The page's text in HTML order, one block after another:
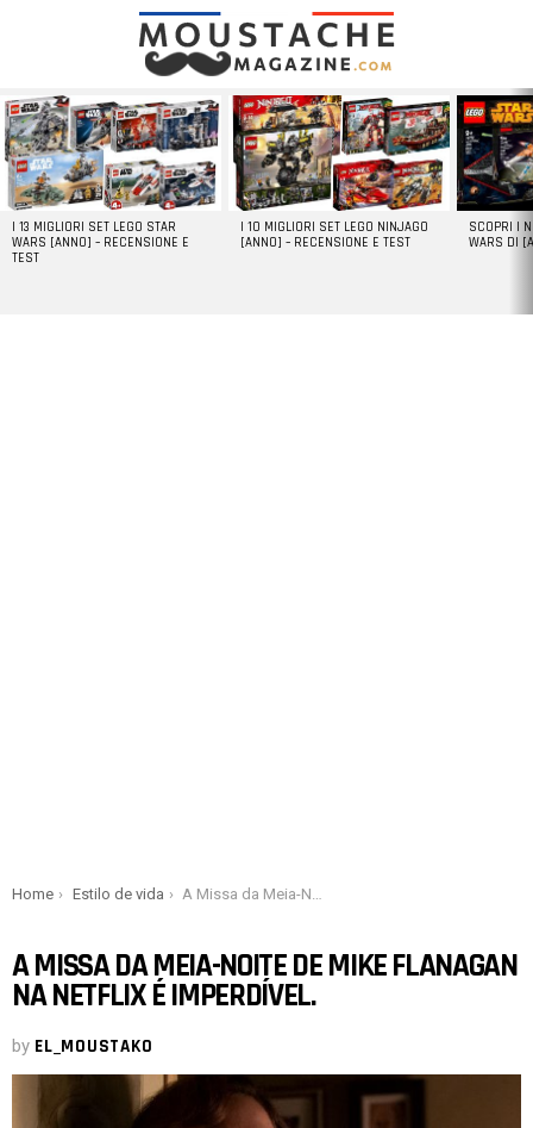
LATEST
STORIES
I 13 MIGLIORI SET LEGO STAR
WARS [ANNO] – RECENSIONE E
TEST
I 10 MIGLIORI SET LEGO NINJAGO
[ANNO] – RECENSIONE E TEST
SCOPRI I
WARS DI
You are here:
Home Estilo de vida A Missa da Meia-Noite de Mike Flanagan na Netflix é imperdível.
A MISSA DA MEIA-NOITE DE MIKE FLANAGAN
NA NETFLIX É IMPERDÍVEL.
by EL_MOUSTAKO